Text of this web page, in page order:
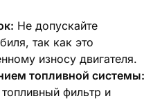
Не допускайте
так как это
износу двигателя.
топливной системы:
фильтр и